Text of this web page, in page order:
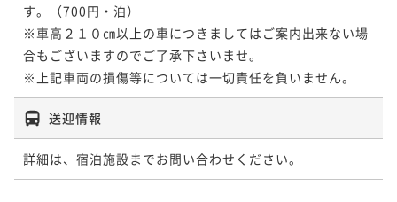
す。（700円・泊）
※車高２１０㎝以上の車につきましてはご案内出来ない場
合もございますのでご了承下さいませ。
送迎情報
詳細は、宿泊施設までお問い合わせください。